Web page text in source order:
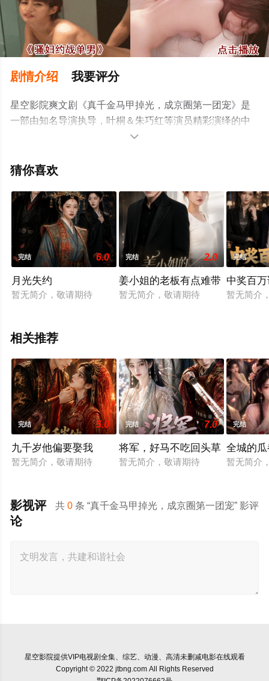
剧情介绍 我要评分
星空影院爽文剧《真千金马甲掉光，成京圈第一团宠》是
一部由知名导演执导，叶桐＆朱巧红等演员精彩演绎的中
国大陆电视剧，大结局剧情已揭晓（全集完结），超前点
网，更多相关信息可移步至豆瓣电视剧、电视猫或剧情网

猜你喜欢
完结 6.0
月光失约
暂无简介，敬请期待
完结 2.0
姜小姐的老板有点难带
暂无简介，敬请期待
完结
中奖百
暂无简介
相关推荐
完结 5.0
九千岁他偏要娶我
暂无简介，敬请期待
完结 7.0
将军，好马不吃回头草
暂无简介，敬请期待
完结
全城的
暂无简介
共0 条 “真千金马甲掉光，成京圈第一团宠” 影评
影视评
论
星空影院提供VIP电视剧全集、综艺、动漫、高清未删减电影在线观看
Copyright © 2022 jtbng.com All Rights Reserved